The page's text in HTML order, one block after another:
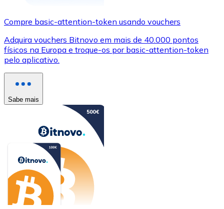
Compre basic-attention-token usando vouchers
Adquira vouchers Bitnovo em mais de 40.000 pontos
físicos na Europa e troque-os por basic-attention-token
pelo aplicativo.
Sabe mais